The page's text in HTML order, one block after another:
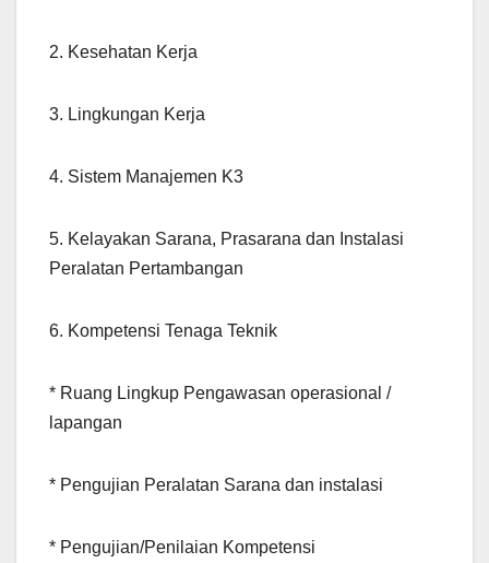
2. Kesehatan Kerja
3. Lingkungan Kerja
4. Sistem Manajemen K3
5. Kelayakan Sarana, Prasarana dan Instalasi
Peralatan Pertambangan
6. Kompetensi Tenaga Teknik
* Ruang Lingkup Pengawasan operasional /
lapangan
* Pengujian Peralatan Sarana dan instalasi
* Pengujian/Penilaian Kompetensi